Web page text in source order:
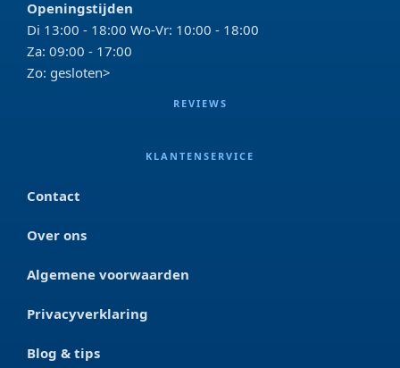
Openingstijden
Di 13:00 - 18:00 Wo-Vr: 10:00 - 18:00
Za: 09:00 - 17:00
Zo: gesloten>
REVIEWS
KLANTENSERVICE
Contact
Over ons
Algemene voorwaarden
Privacyverklaring
Blog & tips